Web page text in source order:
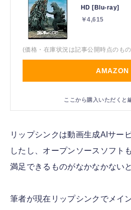
HD [Blu-ray]
￥4,615
(価格・在庫状況は記事公開時点のも
AMAZON
リップシンクは動画生成AIサー
したし、オープンソースソフト
満足できるものがなかなかない
筆者が現在リップシンクでメイ